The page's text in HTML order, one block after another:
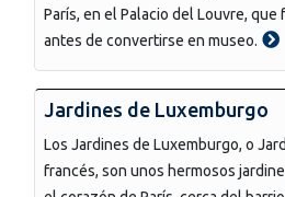
París, en el Palacio del Louvre,
antes de convertirse en museo.
Jardines de Luxemburgo
Los Jardines de Luxemburgo, o
francés, son unos hermosos